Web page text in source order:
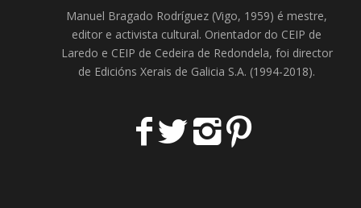
Manuel Bragado Rodríguez (Vigo, 1959) é mestre,
editor e activista cultural. Orientador do CEIP de
Laredo e CEIP de Cedeira de Redondela, foi director
de Edicións Xerais de Galicia S.A. (1994-2018).